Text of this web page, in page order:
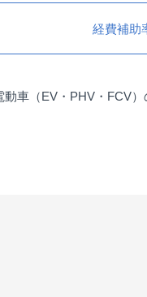
経費補助
車（EV・PHV・FCV